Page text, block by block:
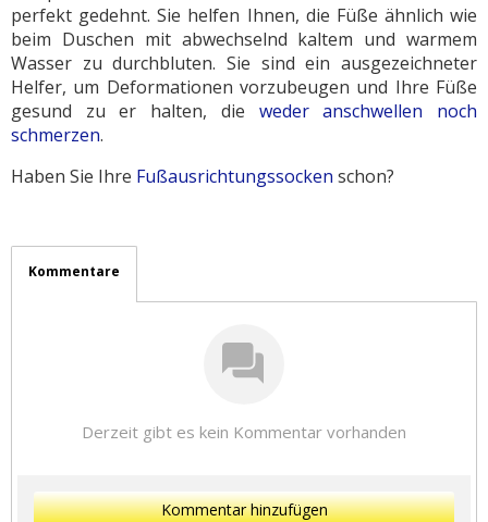
perfekt gedehnt. Sie helfen Ihnen, die Füße ähnlich wie
beim Duschen mit abwechselnd kaltem und warmem
Wasser zu durchbluten. Sie sind ein ausgezeichneter
Helfer, um Deformationen vorzubeugen und Ihre Füße
gesund zu er halten, die weder anschwellen noch
schmerzen.
Haben Sie Ihre Fußausrichtungssocken schon?
Kommentare
Derzeit gibt es kein Kommentar vorhanden
Kommentar hinzufügen